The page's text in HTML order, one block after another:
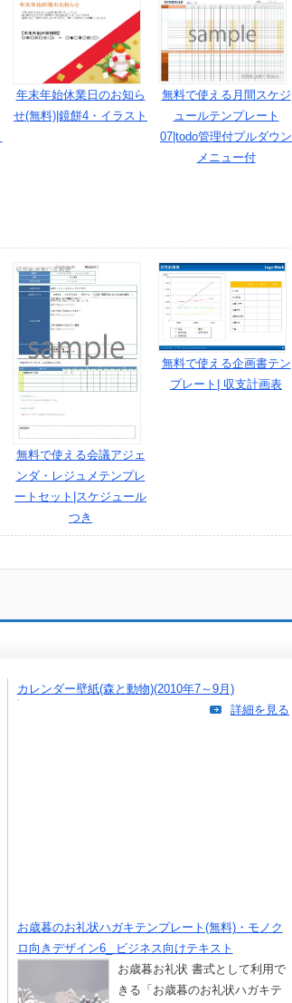
年末年始休業日のお知ら
せ(無料)|鏡餅4・イラスト
無料で使える月間スケジ
ュールテンプレート
07|todo管理付プルダウン
メニュー付
無料で使える会議アジェ
ンダ・レジュメテンプレ
ートセット|スケジュール
つき
無料で使える企画書テン
プレート| 収支計画表
カレンダー壁紙(森と動物)(2010年7～9月)
詳細を見る
お歳暮のお礼状ハガキテンプレート(無料)・モノク
ロ向きデザイン6_ ビジネス向けテキスト
お歳暮お礼状 書式として利用で
きる「お歳暮のお礼状ハガキテ